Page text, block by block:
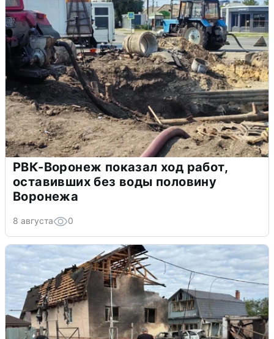
РВК-Воронеж показал ход работ,
оставивших без воды половину
Воронежа
8 августа 0